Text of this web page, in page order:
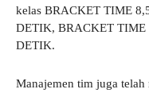
kelas BRACKET TIME
DETIK, BRACKET TIME
DETIK.
​Manajemen tim juga